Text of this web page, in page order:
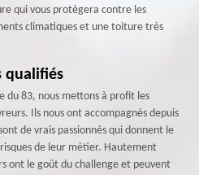
qui vous protègera contre les
climatiques et une toiture très
qualifiés
du 83, nous mettons à profit les
Ils nous ont accompagnés depuis
de vrais passionnés qui donnent le
de leur métier. Hautement
ont le goût du challenge et peuvent